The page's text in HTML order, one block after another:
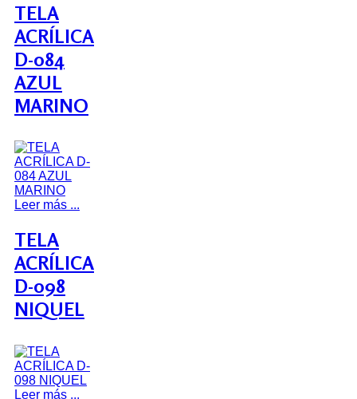
TELA
ACRÍLICA
D-084
AZUL
MARINO
Leer más ...
TELA
ACRÍLICA
D-098
NIQUEL
Leer más ...